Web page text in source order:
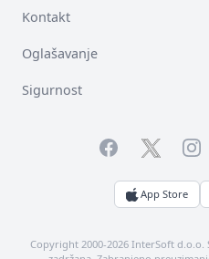
Kontakt
Oglašavanje
Sigurnost
FacebookTwitter
App Store
Copyright 2000-2026 InterSoft d.o.o.